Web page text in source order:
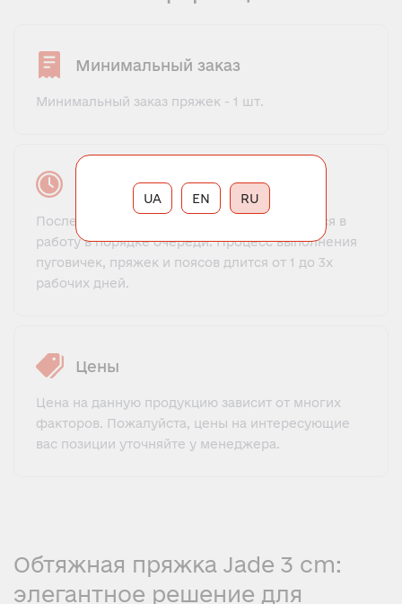
Минимальный заказ
Минимальный заказ пряжек - 1 шт.
Время выполнения заказа
После получения оплаты, заказ отправляется в
работу в порядке очереди. Процесс выполнения
пуговичек, пряжек и поясов длится от 1 до 3х
рабочих дней.
Цены
Цена на данную продукцию зависит от многих
факторов. Пожалуйста, цены на интересующие
вас позиции уточняйте у менеджера.
Обтяжная пряжка Jade 3 cm:
элегантное решение для
RU
UA EN